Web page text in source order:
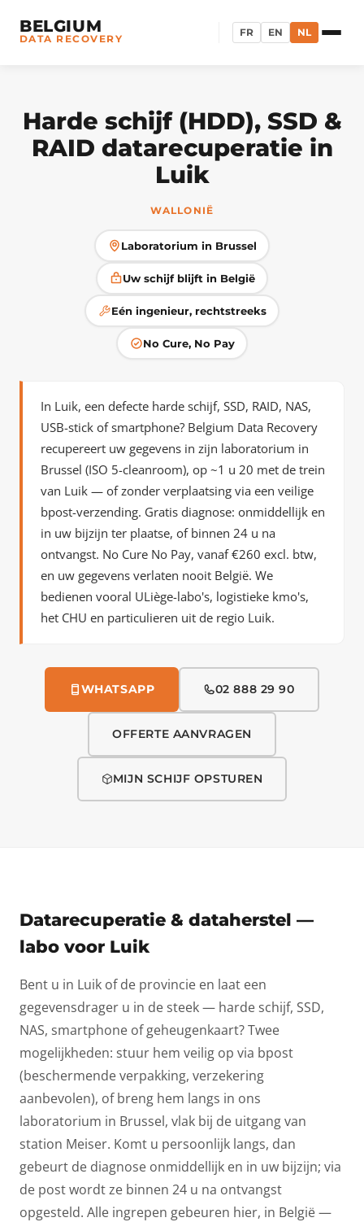
BELGIUM
DATA RECOVERY FR EN NL
Harde schijf (HDD), SSD &
RAID datarecuperatie in
Luik
WALLONIË
Laboratorium in Brussel
Uw schijf blijft in België
Eén ingenieur, rechtstreeks
No Cure, No Pay
In Luik, een defecte harde schijf, SSD, RAID, NAS,
USB-stick of smartphone? Belgium Data Recovery
recupereert uw gegevens in zijn laboratorium in
Brussel (ISO 5-cleanroom), op~1 u 20 met de trein
van Luik — of zonder verplaatsing via een veilige
bpost-verzending. Gratis diagnose: onmiddellijk en
in uw bijzijn ter plaatse, of binnen 24 u na
ontvangst. No Cure No Pay, vanaf €260 excl. btw,
en uw gegevens verlaten nooit België. We
bedienen vooral ULiège-labo's, logistieke kmo's,
het CHU en particulieren uit de regio Luik.
WHATSAPP 02 888 29 90
OFFERTE AANVRAGEN
MIJN SCHIJF OPSTUREN
Datarecuperatie & dataherstel —
labo voor Luik
Bent u in Luik of de provincie en laat een
gegevensdrager u in de steek — harde schijf, SSD,
NAS, smartphone of geheugenkaart? Twee
mogelijkheden: stuur hem veilig op via bpost
(beschermende verpakking, verzekering
aanbevolen), of breng hem langs in ons
laboratorium in Brussel, vlak bij de uitgang van
station Meiser. Komt u persoonlijk langs, dan
gebeurt de diagnose onmiddellijk en in uw bijzijn; via
de post wordt ze binnen 24 u na ontvangst
opgesteld. Alle ingrepen gebeuren hier, in België —